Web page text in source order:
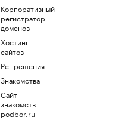
Корпоративный
регистратор
доменов
Хостинг
сайтов
Рег.решения
Знакомства
Сайт
знакомств
podbor.ru